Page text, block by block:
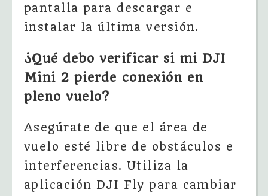
pantalla para descargar e
instalar la última versión.
¿Qué debo verificar si mi DJI
Mini 2 pierde conexión en
pleno vuelo?
Asegúrate de que el área de
vuelo esté libre de obstáculos e
interferencias. Utiliza la
aplicación DJI Fly para cambiar